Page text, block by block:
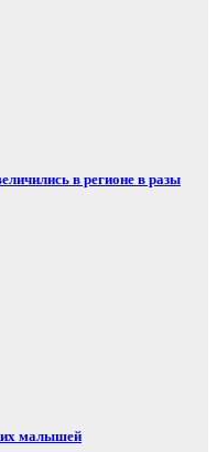
в регионе в разы
малышей